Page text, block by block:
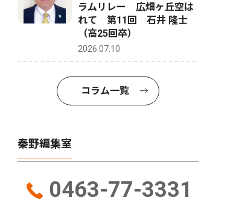
ラムリレー 広畑ヶ丘空は
れて 第11回 石井 隆士
（高25回卒）
2026.07.10
コラム一覧
秦野編集室
0463-77-3331